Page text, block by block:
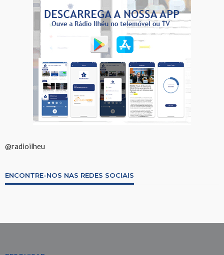
@radioilheu
ENCONTRE-NOS NAS REDES SOCIAIS